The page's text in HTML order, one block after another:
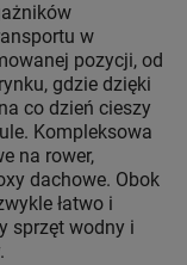
w
pozycji, od
gdzie dzięki
co dzień cieszy
Kompleksowa
na rower,
dachowe. Obok
łatwo i
sprzęt wodny i